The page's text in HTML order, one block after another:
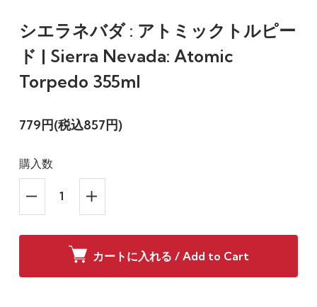
シエラネバダ : アトミックトルピー
ド | Sierra Nevada: Atomic
Torpedo 355ml
779円(税込857円)
購入数
カートに入れる / Add to Cart